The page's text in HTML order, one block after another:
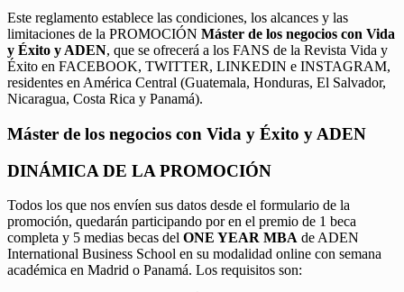
Este reglamento establece las condiciones, los alcances y las
limitaciones de la PROMOCIÓN Máster de los negocios con Vida
y Éxito y ADEN, que se ofrecerá a los FANS de la Revista Vida y
Éxito en FACEBOOK, TWITTER, LINKEDIN e INSTAGRAM,
residentes en América Central (Guatemala, Honduras, El Salvador,
Nicaragua, Costa Rica y Panamá).
Máster de los negocios con Vida y Éxito y ADEN
DINÁMICA DE LA PROMOCIÓN
Todos los que nos envíen sus datos desde el formulario de la
promoción, quedarán participando por en el premio de 1 beca
completa y 5 medias becas del ONE YEAR MBA de ADEN
International Business School en su modalidad online con semana
académica en Madrid o Panamá. Los requisitos son: